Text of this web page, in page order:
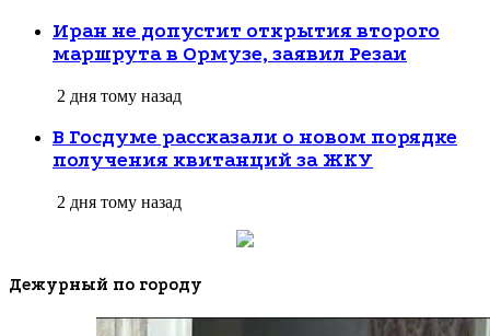
Иран не допустит открытия второго
маршрута в Ормузе, заявил Резаи
2 дня тому назад
В Госдуме рассказали о новом порядке
получения квитанций за ЖКУ
2 дня тому назад
Дежурный по городу